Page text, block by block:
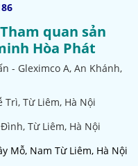
quan sản
Hòa Phát
- Gleximco A, An Khánh,
Từ Liêm, Hà Nội
Từ Liêm, Hà Nội
Mỗ, Nam Từ Liêm, Hà Nội